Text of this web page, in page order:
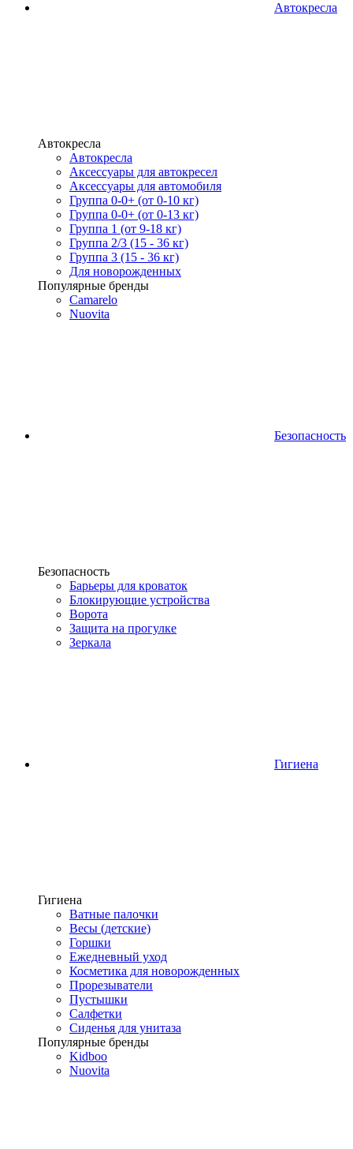
Автокресла
Автокресла
Автокресла
Аксессуары для автокресел
Аксессуары для автомобиля
Группа 0-0+ (от 0-10 кг)
Группа 0-0+ (от 0-13 кг)
Группа 1 (от 9-18 кг)
Группа 2/3 (15 - 36 кг)
Группа 3 (15 - 36 кг)
Для новорожденных
Популярные бренды
Camarelo
Nuovita
Безопасность
Безопасность
Барьеры для кроваток
Блокирующие устройства
Ворота
Защита на прогулке
Зеркала
Гигиена
Гигиена
Ватные палочки
Весы (детские)
Горшки
Ежедневный уход
Косметика для новорожденных
Прорезыватели
Пустышки
Салфетки
Сиденья для унитаза
Популярные бренды
Kidboo
Nuovita